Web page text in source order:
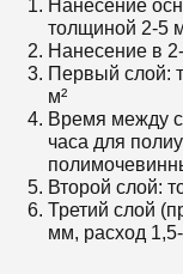
Нанесение
толщиной 2-5
Нанесение в
Первый слой:
м²
Время между
часа для
Второй слой:
Третий слой
мм, расход 1,5-